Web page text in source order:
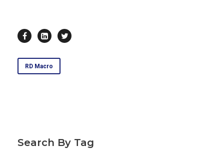
RD Macro
Search By Tag